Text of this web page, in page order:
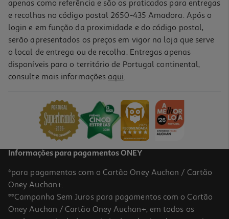
apenas como referência e são os praticados para entregas
e recolhas no código postal 2650-435 Amadora. Após o
login e em função da proximidade e do código postal,
serão apresentados os preços em vigor na loja que serve
o local de entrega ou de recolha. Entregas apenas
disponíveis para o território de Portugal continental,
consulte mais informações aqui.
Informações para pagamentos ONEY
*para pagamentos com o Cartão Oney Auchan / Cartão
Oney Auchan+.
**Campanha Sem Juros para pagamentos com o Cartão
Oney Auchan / Cartão Oney Auchan+, em todos os